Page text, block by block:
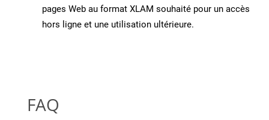
pages Web au format XLAM souhaité pour un accès
hors ligne et une utilisation ultérieure.
FAQ